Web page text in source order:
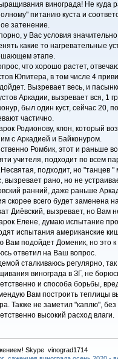
винограда! Не куда
питанию куста и
затенение.
у Вас условия
какие то нагревательные
этапе.
что хорошо растет,
Юпитера, в том числе 4
Вызревает весь, и
Аркадии, вызревает вся, 1
был один куст, сейчас 20,
частично.
Родионову, клон, который
с Аркадией и Байконуром.
Ромбик, этот и раньше
учителя, подходит по всем
подходит, но "танцев "
вызревает рано, но не
ранний, даже раньше
скорее всего будет заменена
Диёвский, вызревает, но Вам
Елене, думаю испытание
испытания американские
Вам подойдет Доменик, но это
ответил на Ваш вопрос.
сталкиваюсь регулярно,
винограда в ЗГ, не
и способа борьбы,
Вам построить теплицы
Также не заметил "каплю",
высокий расход влаги.
Skype vinograd1714